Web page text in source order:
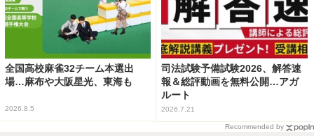
全国高校麻雀32チーム本選出
場…麻布や大阪星光、東海も
2026.8.5
司法試験予備試験2026、解答速
報＆総評動画を無料公開…アガ
ルート
2026.7.21
Recommended by